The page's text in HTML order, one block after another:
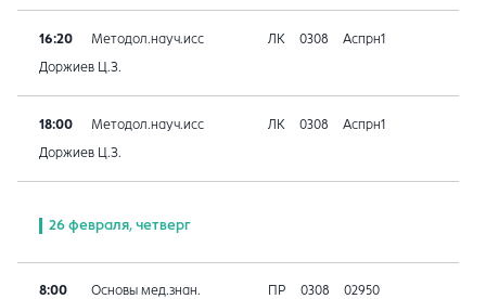
16:20 Методол.науч.исс ЛК 0308 Аспрн1
Доржиев Ц.З.
18:00 Методол.науч.исс ЛК 0308 Аспрн1
Доржиев Ц.З.
26 февраля, четверг
8:00 Основы мед.знан. ПР 0308 02950